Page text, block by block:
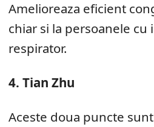
Amelioreaza eficient
chiar si la persoanele
respirator.
4. Tian Zhu
Aceste doua puncte